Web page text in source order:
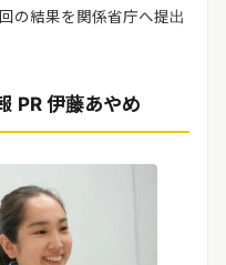
の結果を関係省庁へ提出
PR 伊藤あやめ